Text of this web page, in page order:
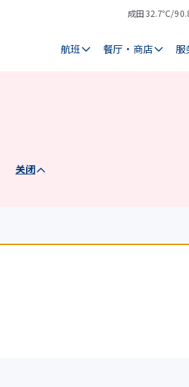
成田
气
32.7℃/
天
航班 餐厅・商店 服
关闭